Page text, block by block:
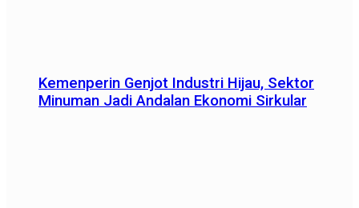
Kemenperin Genjot Industri Hijau, Sektor
Minuman Jadi Andalan Ekonomi Sirkular